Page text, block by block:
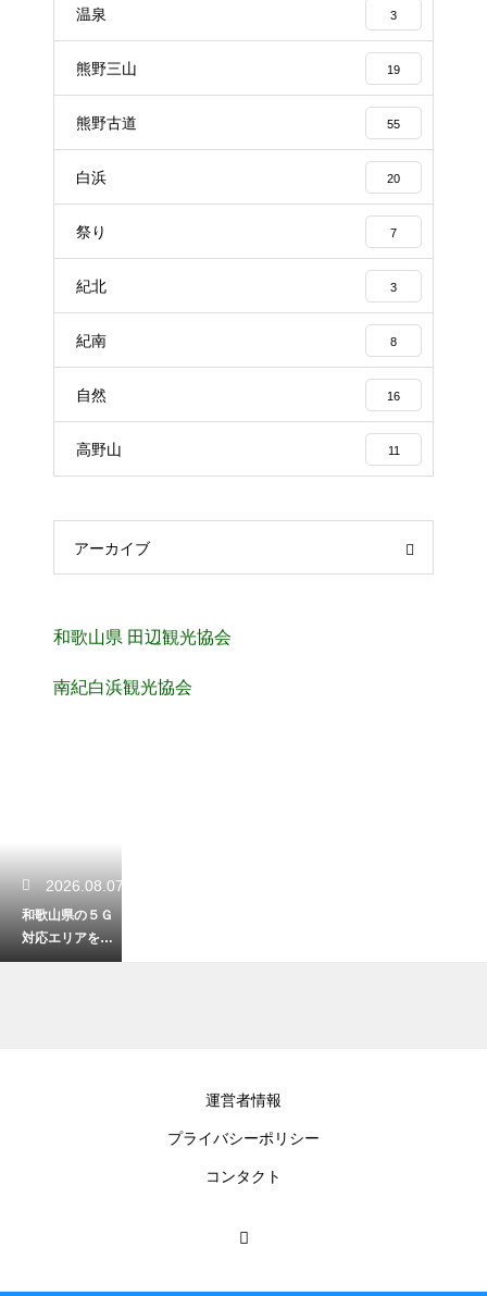
温泉 3
熊野三山 19
熊野古道 55
白浜 20
祭り 7
紀北 3
紀南 8
自然 16
高野山 11
アーカイブ
和歌山県 田辺観光協会
南紀白浜観光協会
2026.08.07
和歌山県の５Ｇ
対応エリアを解
説！快適な通信
運営者情報
プライバシーポリシー
コンタクト